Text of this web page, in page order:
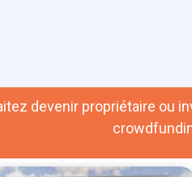
devenir propriétaire ou